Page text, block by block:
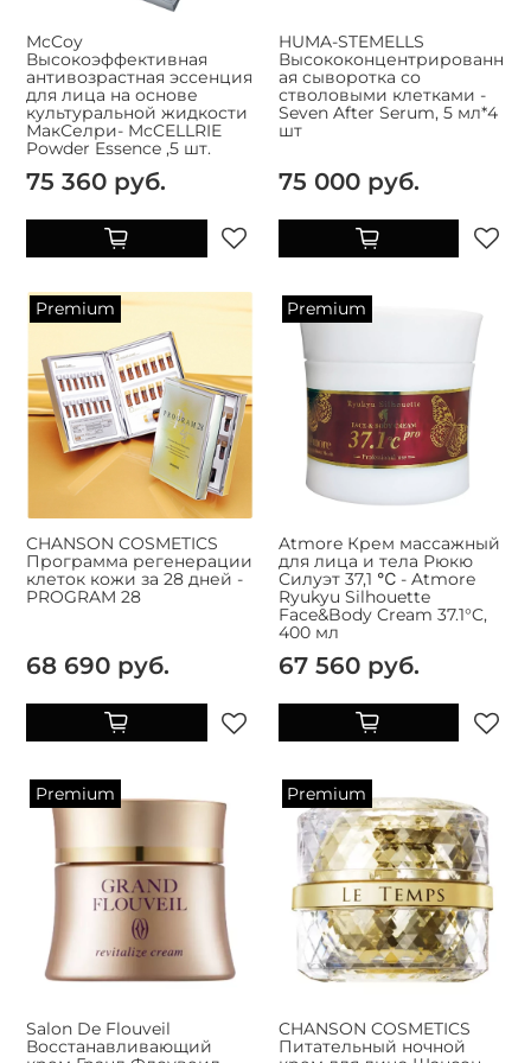
McCoy
Высокоэффективная
антивозрастная эссенция
для лица на основе
культуральной жидкости
МакСелри- McCELLRIE
Powder Essence ,5 шт.
75 360 руб.
HUMA-STEMELLS
Высококонцентрированн
ая сыворотка со
стволовыми клетками -
Seven After Serum, 5 мл*4
шт
75 000 руб.
Premium
CHANSON COSMETICS
Программа регенерации
клеток кожи за 28 дней -
PROGRAM 28
68 690 руб.
Premium
Atmore Крем массажный
для лица и тела Рюкю
Силуэт 37,1 ℃ - Atmore
Ryukyu Silhouette
Face&Body Cream 37.1°C,
400 мл
67 560 руб.
Premium
Salon De Flouveil
Восстанавливающий
Premium
CHANSON COSMETICS
Питательный ночной